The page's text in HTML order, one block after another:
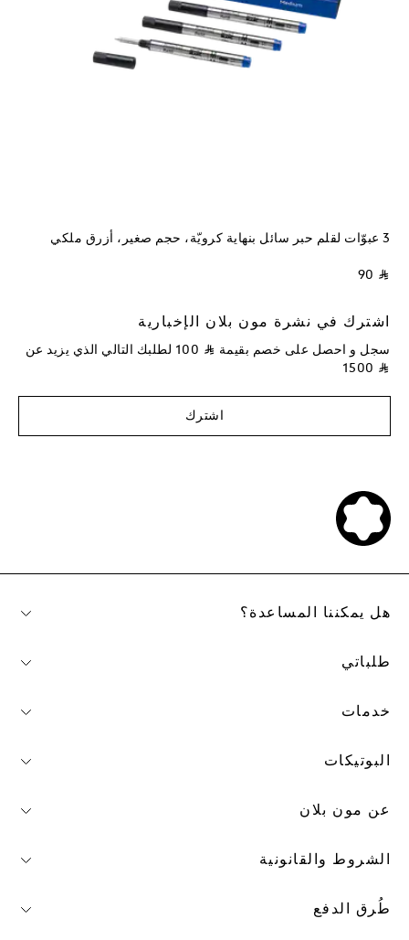
3 عبوّات لقلم حبر سائل بنهاية كرويّة، حجم صغير، أزرق ملكي
⃁ 90
اشترك في نشرة مون بلان الإخبارية
سجل و احصل على خصم بقيمة ⃁
لطلبك التالي الذي يزيد عن
⃁
اشترك
طُرق الدفع
هل يمكننا المساعدة؟
طلباتي
خدمات
البوتيكات
عن مون بلان
الشروط والقانونية